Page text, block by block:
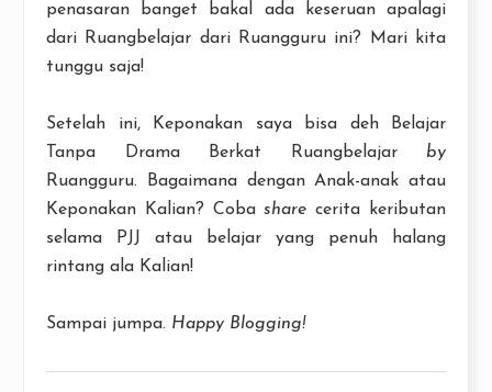
penasaran banget bakal ada keseruan apalagi
dari Ruangbelajar dari Ruangguru ini? Mari kita
tunggu saja!
Setelah ini, Keponakan saya bisa deh Belajar
Tanpa Drama Berkat Ruangbelajar by
Ruangguru. Bagaimana dengan Anak-anak atau
Keponakan Kalian? Cobashare cerita keributan
selama PJJ atau belajar yang penuh halang
rintang ala Kalian!
Sampai jumpa. Happy Blogging!